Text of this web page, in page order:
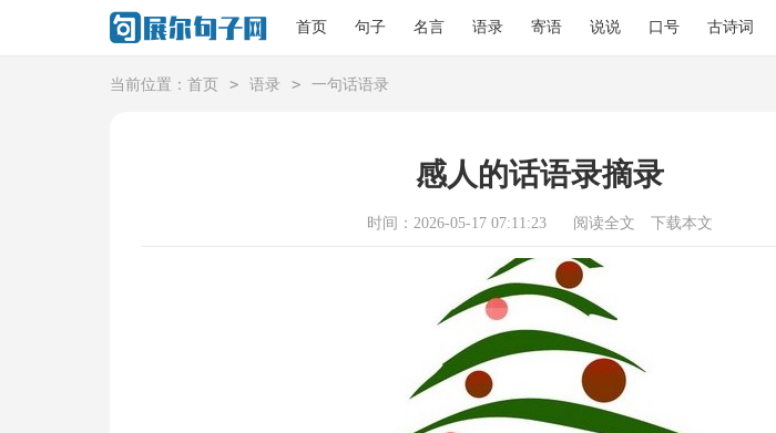
首页 句子 名言 语录 寄语 说说 口号 古诗词
当前位置： 首页 > 语录 > 一句话语录
感人的话语录摘录
时间：2026-05-17 07:11:23 阅读全文 下载本文